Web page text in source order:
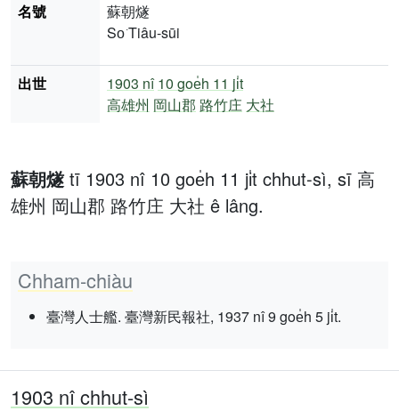
蘇朝燧tī 1903 nî 10 goe̍h 11 ji̍t chhut-sì, sī 高
雄州 岡山郡 路竹庄 大社 ê lâng.
Chham-chiàu
臺灣人士艦. 臺灣新民報社, 1937 nî 9 goe̍h 5 ji̍t.
名號
蘇朝燧
So͘ Tiâu-sūi
出世 1903 nî 10 goe̍h 11 ji̍t
高雄州 岡山郡 路竹庄 大社
1903 nî chhut-sì